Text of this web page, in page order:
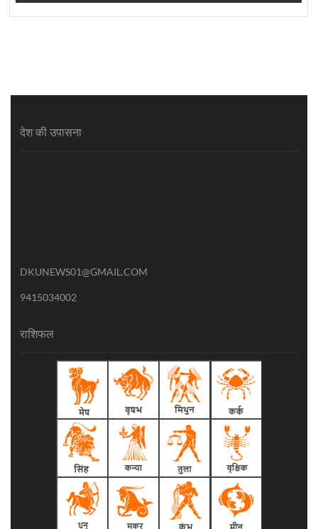
देश की उपासना
DKUNEWS01@GMAIL.COM
9415034002
राशिफल